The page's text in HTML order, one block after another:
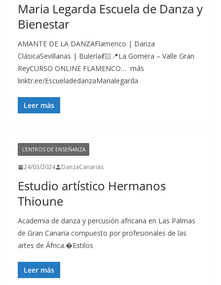
Maria Legarda Escuela de Danza y
Bienestar
AMANTE DE LA DANZAFlamenco | Danza
ClásicaSevillanas | Bulería💃🏻📍La Gomera – Valle Gran
ReyCURSO ONLINE FLAMENCO… más
linktr.ee/EscueladedanzaMarialegarda
Leer más
CENTROS DE ENSEÑANZA
24/03/2024 DanzaCanarias
Estudio artístico Hermanos
Thioune
Academia de danza y percusión africana en Las Palmas
de Gran Canaria compuesto por profesionales de las
artes de África.�Estilos
Leer más